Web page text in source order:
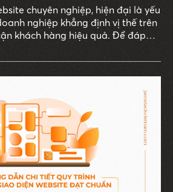
chuyên nghiệp, hiện đại là yếu
nghiệp khẳng định vị thế trên
khách hàng hiệu quả. Để đáp
mới, mang đến những trải
tương tác cao.